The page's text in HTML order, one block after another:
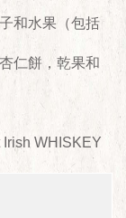
和水果（包括
仁餅，乾果和
WHISKEY